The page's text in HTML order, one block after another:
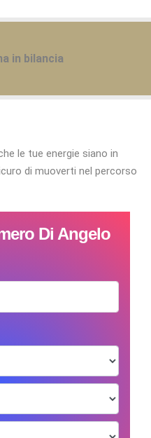
in bilancia
le tue energie siano in
di muoverti nel percorso
Di Angelo